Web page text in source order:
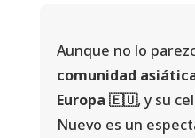
Aunque no lo
comunidad
Europa 🇪🇺, y su
Nuevo es un